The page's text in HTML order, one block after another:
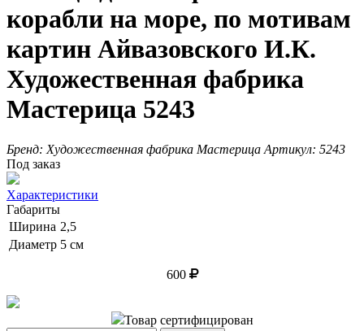
корабли на море, по мотивам
картин Айвазовского И.К.
Художественная фабрика
Мастерица 5243
Бренд: Художественная фабрика Мастерица Артикул: 5243
Под заказ
Характеристики
Габариты
Ширина 2,5
Диаметр 5 см
600
Товар сертифицирован